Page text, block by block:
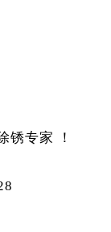
锈专家 ！